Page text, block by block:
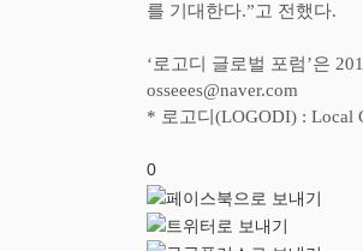
를 기대한다.”고 전했다.
‘로고디 글로벌 포럼’은
osseees@naver.com
* 로고디 (LOGODI) : Local
0